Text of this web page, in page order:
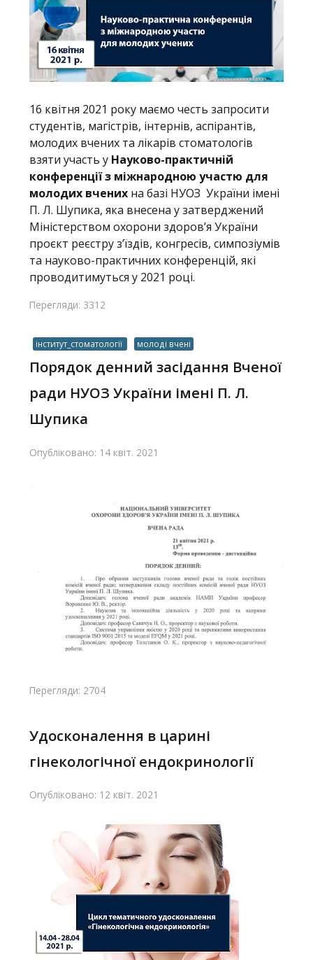
16 квітня 2021 року маємо честь запросити
студентів, магістрів, інтернів, аспірантів,
молодих вчених та лікарів стоматологів
взяти участь у Науково-практичній
конференції з міжнародною участю для
молодих вчених на базі НУОЗ України імені
П. Л. Шупика, яка внесена у затверджений
Міністерством охорони здоров’я України
проєкт реєстру з’їздів, конгресів, симпозіумів
та науково-практичних конференцій, які
проводитимуться у 2021 році.
Перегляди: 3312
інститут_стоматології молоді вчені
Порядок денний засідання Вченої
ради НУОЗ України імені П. Л.
Шупика
Опубліковано: 14 квіт. 2021
Перегляди: 2704
Удосконалення в царині
гінекологічної ендокринології
Опубліковано: 12 квіт. 2021